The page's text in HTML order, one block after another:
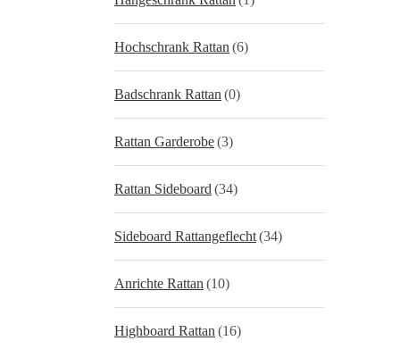
Hochschrank Rattan (6)
Badschrank Rattan (0)
Rattan Garderobe(3)
Rattan Sideboard (34)
Sideboard Rattangeflecht(34)
Anrichte Rattan (10)
Highboard Rattan (16)